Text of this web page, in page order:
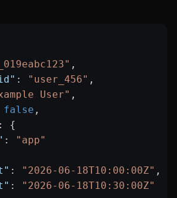
,
: "user_456" ,
User" ,
false ,
: {
:
"app"
: "2026-06-18T10:00:00Z" ,
:
"2026-06-18T10:30:00Z"